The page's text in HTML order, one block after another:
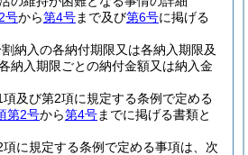
号から第4号まで及び第6号に掲げる
納入の各納付期限又は各納入期限及
納入期限ごとの納付金額又は納入金
及び第2項に規定する条例で定める
第2号から第4号までに掲げる書類と
に規定する条例で定める事項は、次